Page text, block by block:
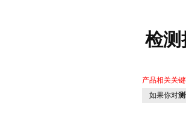
检测
产品相关关键
如果你对